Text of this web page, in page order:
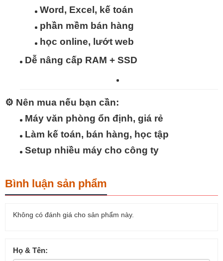
Word, Excel, kế toán
phần mềm bán hàng
học online, lướt web
Dễ nâng cấp RAM + SSD
⚙️ Nên mua nếu bạn cần:
Máy văn phòng ổn định, giá rẻ
Làm kế toán, bán hàng, học tập
Setup nhiều máy cho công ty
Bình luận sản phẩm
Không có đánh giá cho sản phẩm này.
Họ & Tên: